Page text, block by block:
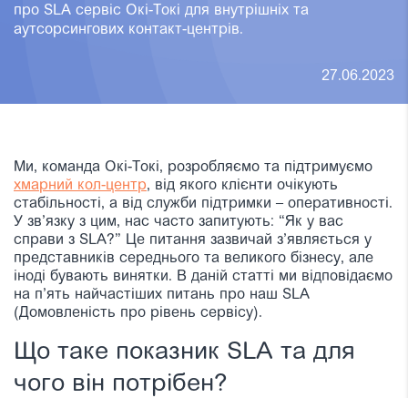
27.06.2023
про SLA сервіс Окі-Токі для внутрішніх та
аутсорсингових контакт-центрів.
Ми, команда Окі-Токі, розробляємо та підтримуємо
хмарний кол-центр, від якого клієнти очікують
стабільності, а від служби підтримки – оперативності.
У зв’язку з цим, нас часто запитують: “Як у вас
справи з SLA?” Це питання зазвичай з’являється у
представників середнього та великого бізнесу, але
іноді бувають винятки. В даній статті ми відповідаємо
на п’ять найчастіших питань про наш SLA
(Домовленість про рівень сервісу).
Що таке показник SLA та для
чого він потрібен?